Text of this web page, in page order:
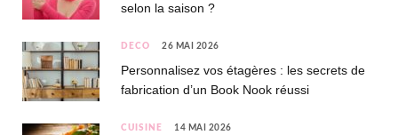
selon la saison ?
DÉCO 26 MAI 2026
Personnalisez vos étagères : les secrets de
fabrication d’un Book Nook réussi
CUISINE 14 MAI 2026